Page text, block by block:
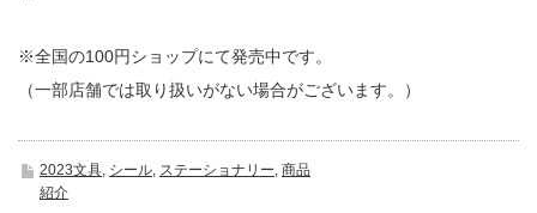
※全国の100円ショップにて発売中です。
（一部店舗では取り扱いがない場合がございます。）
2023文具, シール, ステーショナリー, 商品
紹介